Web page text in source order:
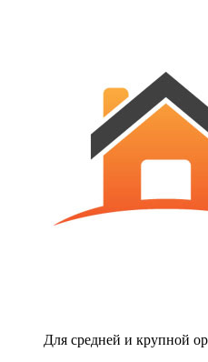
Для средней и крупной